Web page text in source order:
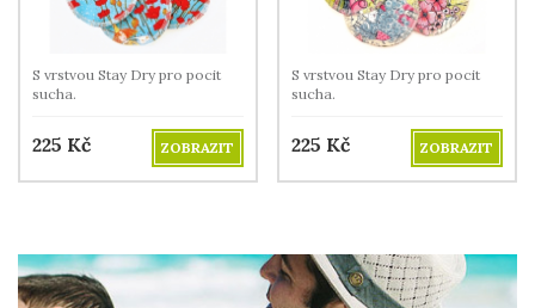
S vrstvou Stay Dry pro pocit
sucha.
225 Kč ZOBRAZIT
S vrstvou Stay Dry pro pocit
sucha.
225 Kč ZOBRAZIT